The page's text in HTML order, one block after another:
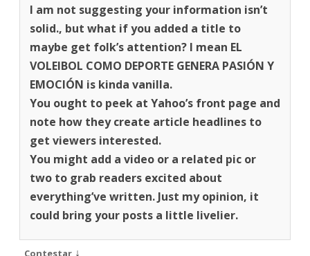
I am not suggesting your information isn’t
solid., but what if you added a title to
maybe get folk’s attention? I mean EL
VOLEIBOL COMO DEPORTE GENERA PASIÓN Y
EMOCIÓN is kinda vanilla.
You ought to peek at Yahoo’s front page and
note how they create article headlines to
get viewers interested.
You might add a video or a related pic or
two to grab readers excited about
everything’ve written. Just my opinion, it
could bring your posts a little livelier.
Contestar ↓